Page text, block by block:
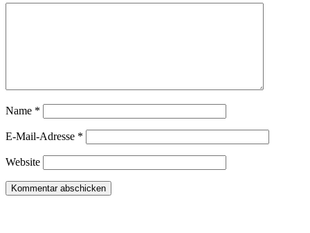
Name *
E-Mail-Adresse *
Website